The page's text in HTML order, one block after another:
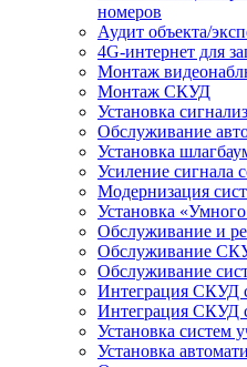
номеров
Аудит объекта/
4G-интернет для
Монтаж
Монтаж СКУД
Установка
Обслуживание
Установка
Усиление сигнала
Модернизация
Установка
Обслуживание и
Обслуживание
Обслуживание
Интеграция СКУД
Интеграция СКУД
Установка систем
Установка